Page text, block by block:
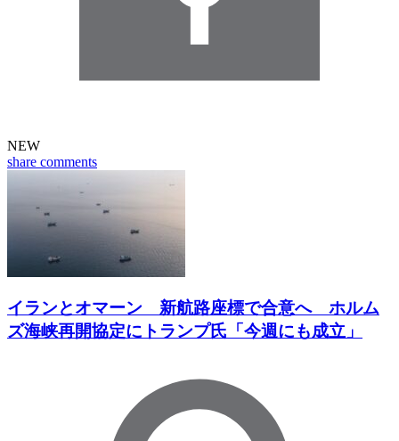
NEW
share comments
イランとオマーン 新航路座標で合意へ ホルム
ズ海峡再開協定にトランプ氏「今週にも成立」